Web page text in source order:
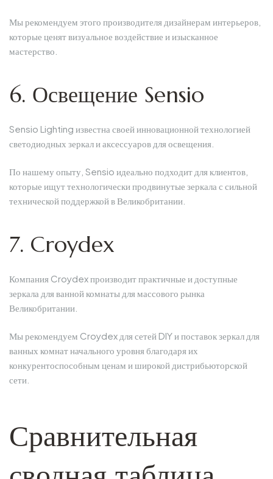
Мы рекомендуем этого производителя дизайнерам интерьеров,
которые ценят визуальное воздействие и изысканное
мастерство.
6. Освещение Sensio
Sensio Lighting известна своей инновационной технологией
светодиодных зеркал и аксессуаров для освещения.
По нашему опыту, Sensio идеально подходит для клиентов,
которые ищут технологически продвинутые зеркала с сильной
технической поддержкой в Великобритании.
7. Croydex
Компания Croydex производит практичные и доступные
зеркала для ванной комнаты для массового рынка
Великобритании.
Мы рекомендуем Croydex для сетей DIY и поставок зеркал для
ванных комнат начального уровня благодаря их
конкурентоспособным ценам и широкой дистрибьюторской
сети.
Сравнительная